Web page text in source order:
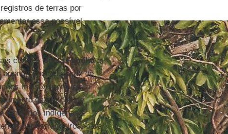
de terras por
essa possível
como oBolsa Famíliae
a necessidade de
mais vulneráveis à
da criação de
territórios indígenas e
por estrangeiros, para